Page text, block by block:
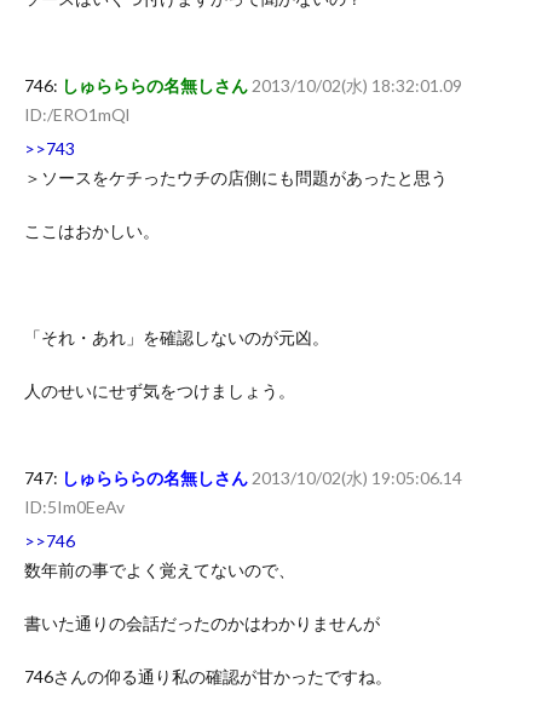
746: しゅらららの名無しさん 2013/10/02(水) 18:32:01.09
ID:/ERO1mQl
>>743
＞ソースをケチったウチの店側にも問題があったと思う
ここはおかしい。
「それ・あれ」を確認しないのが元凶。
人のせいにせず気をつけましょう。
747: しゅらららの名無しさん 2013/10/02(水) 19:05:06.14
ID:5Im0EeAv
>>746
数年前の事でよく覚えてないので、
書いた通りの会話だったのかはわかりませんが
746さんの仰る通り私の確認が甘かったですね。